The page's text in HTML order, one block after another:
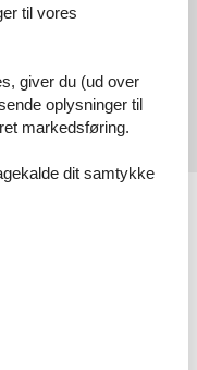
juli 2026
til vores
giver du (ud over
oplysninger til
markedsføring.
dit samtykke